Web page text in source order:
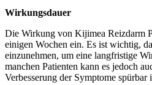
Wirkungsdauer
Die Wirkung von Kijimea Reizdarm
einigen Wochen ein. Es ist wichtig,
einzunehmen, um eine langfristige
manchen Patienten kann es jedoch
Verbesserung der Symptome spürbar